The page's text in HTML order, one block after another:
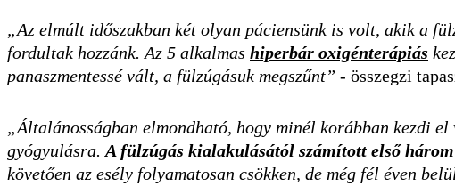
„Az elmúlt időszakban két olyan páciensünk is volt, akik a
fordultak hozzánk. Az 5 alkalmas hiperbár oxigénterápiás
panaszmentessé vált, a fülzúgásuk megszűnt” - összegzi
„Általánosságban elmondható, hogy minél korábban kezdi
gyógyulásra. A fülzúgás kialakulásától számított első
követően az esély folyamatosan csökken, de még fél éven